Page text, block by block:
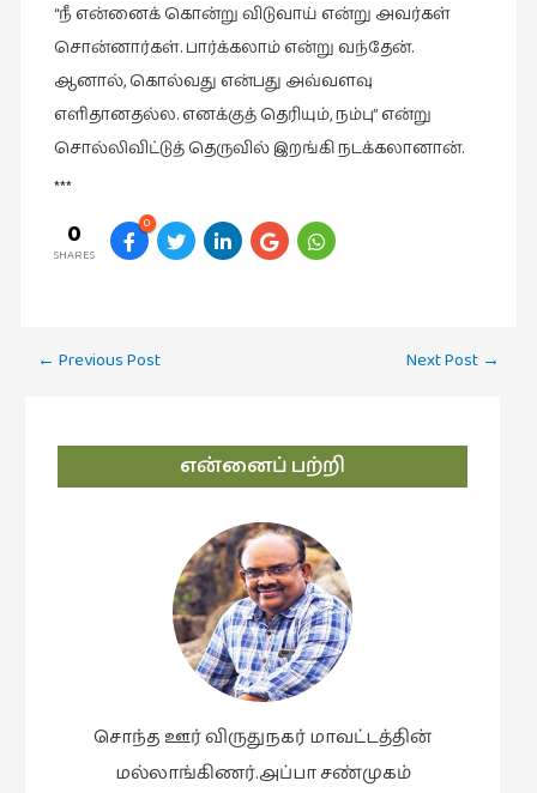
“நீ என்னைக் கொன்று விடுவாய் என்று அவர்கள்
சொன்னார்கள். பார்க்கலாம் என்று வந்தேன்.
ஆனால், கொல்வது என்பது அவ்வளவு
எளிதானதல்ல. எனக்குத் தெரியும், நம்பு” என்று
சொல்லிவிட்டுத் தெருவில் இறங்கி நடக்கலானான்.
***
0
SHARES
0
Post
← Previous Post Next Post →
என்னைப் பற்றி
சொந்த ஊர் விருதுநகர் மாவட்டத்தின்
மல்லாங்கிணர்.அப்பா சண்முகம்